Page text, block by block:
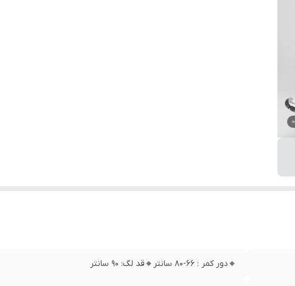
🔸️دور کمر : ۶۶-۸۰ سانتر🔸️قد لگ: ۹۰ سانتر